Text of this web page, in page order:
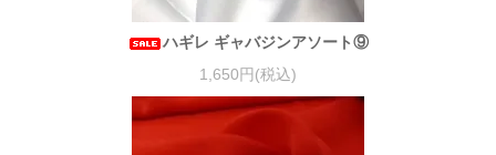
ハギレ ギャバジンアソート⑨
1,650円(税込)